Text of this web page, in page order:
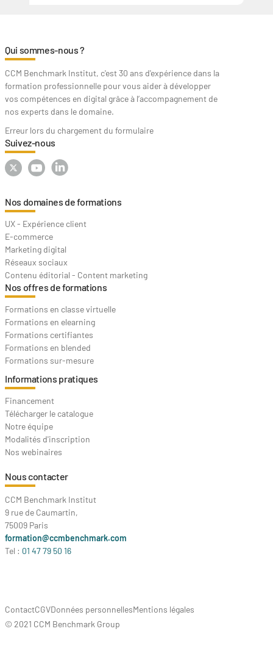
Qui sommes-nous ?
CCM Benchmark Institut, c'est 30 ans d'expérience dans la
formation professionnelle pour vous aider à développer
vos compétences en digital grâce à l’accompagnement de
nos experts dans le domaine.
Erreur lors du chargement du formulaire
Suivez-nous
Nos domaines de formations
UX - Expérience client
E-commerce
Marketing digital
Réseaux sociaux
Contenu éditorial - Content marketing
Nos offres de formations
Formations en classe virtuelle
Formations en elearning
Formations certifiantes
Formations en blended
Formations sur-mesure
Informations pratiques
Financement
Télécharger le catalogue
Notre équipe
Modalités d'inscription
Nos webinaires
Nous contacter
CCM Benchmark Institut
9 rue de Caumartin,
75009 Paris
formation@ccmbenchmark.com
Tel : 01 47 79 50 16
ContactCGVDonnées personnellesMentions légales
© 2021 CCM Benchmark Group